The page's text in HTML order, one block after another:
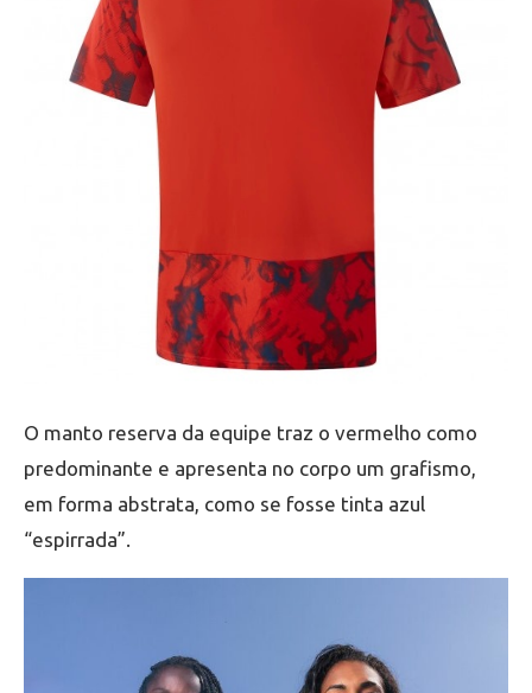
O manto reserva da equipe traz o vermelho como
predominante e apresenta no corpo um grafismo,
em forma abstrata, como se fosse tinta azul
“espirrada”.